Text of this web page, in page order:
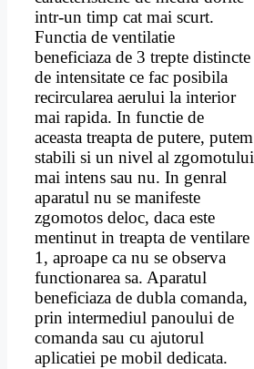
intr-un timp cat mai scurt.
Functia de ventilatie
beneficiaza de 3 trepte distincte
de intensitate ce fac posibila
recircularea aerului la interior
mai rapida. In functie de
aceasta treapta de putere, putem
stabili si un nivel al zgomotului
mai intens sau nu. In genral
aparatul nu se manifeste
zgomotos deloc, daca este
mentinut in treapta de ventilare
1, aproape ca nu se observa
functionarea sa. Aparatul
beneficiaza de dubla comanda,
prin intermediul panoului de
comanda sau cu ajutorul
aplicatiei pe mobil dedicata.